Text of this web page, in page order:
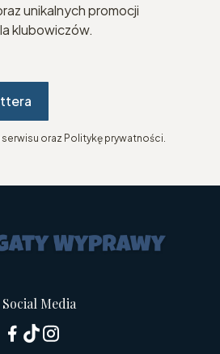
unikalnych promocji
klubowiczów.
oraz Politykę prywatności.
Social Media